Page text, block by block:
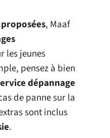
, Maaf
les jeunes
pensez à bien
dépannage
de panne sur la
sont inclus
.